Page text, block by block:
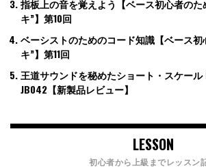
指板上の音を覚えよう【ベース初心者の
キ”】第10回
ベーシストのためのコード知識【ベース
キ”】第11回
王道サウンドを秘めたショート・スケール
JB042【新製品レビュー】
LESSON
初心者から上級までレッスン